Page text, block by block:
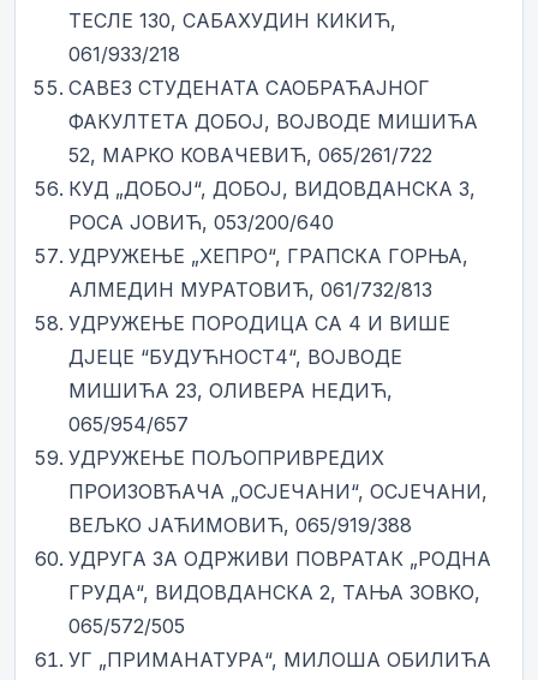
ТЕСЛЕ 130, САБАХУДИН КИКИЋ,
061/933/218
САВЕЗ СТУДЕНАТА САОБРАЋАЈНОГ
ФАКУЛТЕТА ДОБОЈ, ВОЈВОДЕ МИШИЋА
52, МАРКО КОВАЧЕВИЋ, 065/261/722
КУД „ДОБОЈ“, ДОБОЈ, ВИДОВДАНСКА 3,
РОСА ЈОВИЋ, 053/200/640
УДРУЖЕЊЕ „ХЕПРО“, ГРАПСКА ГОРЊА,
АЛМЕДИН МУРАТОВИЋ, 061/732/813
УДРУЖЕЊЕ ПОРОДИЦА СА 4 И ВИШЕ
ДЈЕЦЕ “БУДУЋНОСТ4“, ВОЈВОДЕ
МИШИЋА 23, ОЛИВЕРА НЕДИЋ,
065/954/657
УДРУЖЕЊЕ ПОЉОПРИВРЕДИХ
ПРОИЗОВЋАЧА „ОСЈЕЧАНИ“, ОСЈЕЧАНИ,
ВЕЉКО ЈАЋИМОВИЋ, 065/919/388
УДРУГА ЗА ОДРЖИВИ ПОВРАТАК „РОДНА
ГРУДА“, ВИДОВДАНСКА 2, ТАЊА ЗОВКО,
065/572/505
УГ „ПРИМАНАТУРА“, МИЛОША ОБИЛИЋА